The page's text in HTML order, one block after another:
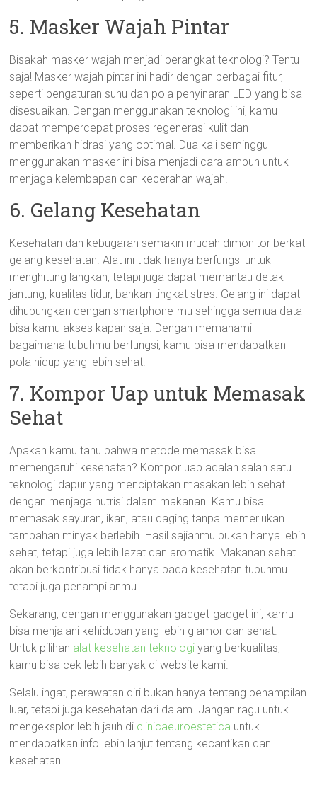
5. Masker Wajah Pintar
Bisakah masker wajah menjadi perangkat teknologi? Tentu
saja! Masker wajah pintar ini hadir dengan berbagai fitur,
seperti pengaturan suhu dan pola penyinaran LED yang bisa
disesuaikan. Dengan menggunakan teknologi ini, kamu
dapat mempercepat proses regenerasi kulit dan
memberikan hidrasi yang optimal. Dua kali seminggu
menggunakan masker ini bisa menjadi cara ampuh untuk
menjaga kelembapan dan kecerahan wajah.
6. Gelang Kesehatan
Kesehatan dan kebugaran semakin mudah dimonitor berkat
gelang kesehatan. Alat ini tidak hanya berfungsi untuk
menghitung langkah, tetapi juga dapat memantau detak
jantung, kualitas tidur, bahkan tingkat stres. Gelang ini dapat
dihubungkan dengan smartphone-mu sehingga semua data
bisa kamu akses kapan saja. Dengan memahami
bagaimana tubuhmu berfungsi, kamu bisa mendapatkan
pola hidup yang lebih sehat.
7. Kompor Uap untuk Memasak
Sehat
Apakah kamu tahu bahwa metode memasak bisa
memengaruhi kesehatan? Kompor uap adalah salah satu
teknologi dapur yang menciptakan masakan lebih sehat
dengan menjaga nutrisi dalam makanan. Kamu bisa
memasak sayuran, ikan, atau daging tanpa memerlukan
tambahan minyak berlebih. Hasil sajianmu bukan hanya lebih
sehat, tetapi juga lebih lezat dan aromatik. Makanan sehat
akan berkontribusi tidak hanya pada kesehatan tubuhmu
tetapi juga penampilanmu.
Sekarang, dengan menggunakan gadget-gadget ini, kamu
bisa menjalani kehidupan yang lebih glamor dan sehat.
Untuk pilihan alat kesehatan teknologi yang berkualitas,
kamu bisa cek lebih banyak di website kami.
Selalu ingat, perawatan diri bukan hanya tentang penampilan
luar, tetapi juga kesehatan dari dalam. Jangan ragu untuk
mengeksplor lebih jauh di clinicaeuroestetica untuk
mendapatkan info lebih lanjut tentang kecantikan dan
kesehatan!